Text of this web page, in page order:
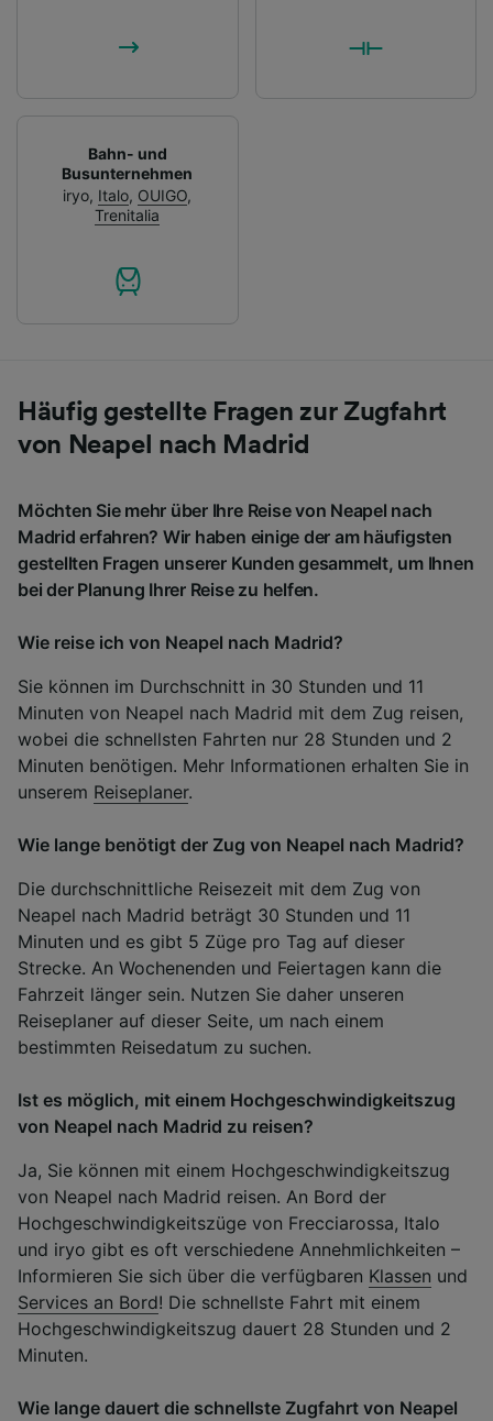
Bahn- und
Busunternehmen
iryo, Italo, OUIGO,
Trenitalia
Häufig gestellte Fragen zur Zugfahrt
von Neapel nach Madrid
Möchten Sie mehr über Ihre Reise von Neapel nach
Madrid erfahren? Wir haben einige der am häufigsten
gestellten Fragen unserer Kunden gesammelt, um Ihnen
bei der Planung Ihrer Reise zu helfen.
Wie reise ich von Neapel nach Madrid?
Sie können im Durchschnitt in 30 Stunden und 11
Minuten von Neapel nach Madrid mit dem Zug reisen,
wobei die schnellsten Fahrten nur 28 Stunden und 2
Minuten benötigen. Mehr Informationen erhalten Sie in
unserem Reiseplaner.
Wie lange benötigt der Zug von Neapel nach Madrid?
Die durchschnittliche Reisezeit mit dem Zug von
Neapel nach Madrid beträgt 30 Stunden und 11
Minuten und es gibt 5 Züge pro Tag auf dieser
Strecke. An Wochenenden und Feiertagen kann die
Fahrzeit länger sein. Nutzen Sie daher unseren
Reiseplaner auf dieser Seite, um nach einem
bestimmten Reisedatum zu suchen.
Ist es möglich, mit einem Hochgeschwindigkeitszug
von Neapel nach Madrid zu reisen?
Ja, Sie können mit einem Hochgeschwindigkeitszug
von Neapel nach Madrid reisen. An Bord der
Hochgeschwindigkeitszüge von Frecciarossa, Italo
und iryo gibt es oft verschiedene Annehmlichkeiten –
Informieren Sie sich über die verfügbaren Klassen und
Services an Bord! Die schnellste Fahrt mit einem
Hochgeschwindigkeitszug dauert 28 Stunden und 2
Minuten.
Wie lange dauert die schnellste Zugfahrt von Neapel